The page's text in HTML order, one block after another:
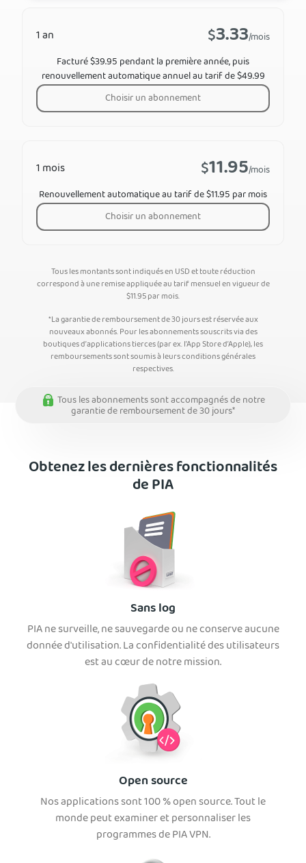
1 mois $11.95/mois
Renouvellement automatique au tarif de $11.95 par mois
Choisir un abonnement
1 an $3.33/mois
Facturé $39.95 pendant la première année, puis
renouvellement automatique annuel au tarif de $49.99
Choisir un abonnement
Tous les montants sont indiqués en USD et toute réduction
correspond à une remise appliquée au tarif mensuel en vigueur de
$11.95par mois.
*La garantie de remboursement de 30 jours est réservée aux
nouveaux abonnés. Pour les abonnements souscrits via des
boutiques d’applications tierces (par ex. l’App Store d’Apple), les
remboursements sont soumis à leurs conditions générales
respectives.
Tous les abonnements sont accompagnés de notre
garantie de remboursement de 30 jours*
Obtenez les dernières fonctionnalités
de PIA
Sans log
PIA ne surveille, ne sauvegarde ou ne conserve aucune
donnée d'utilisation. La confidentialité des utilisateurs
est au cœur de notre mission.
Open source
Nos applications sont 100 % open source. Tout le
monde peut examiner et personnaliser les
programmes de PIA VPN.